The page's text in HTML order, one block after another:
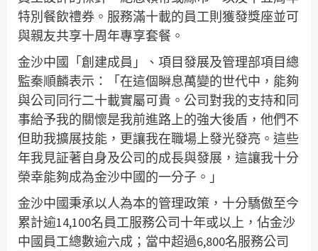
特別餐飲禮券。服務滿十載的員工則獲發獎座並可
與親友共享十周年專享套餐。
金沙中國「創建成員」、項目發展及管理部項目總
監秦順麟表示：「在這個瞬息萬變的世代中，能夠
與公司同行二十載實屬可貴。公司對我的支持和同
事給予我的關懷是我前進路上的強大後盾，他們不
但助我擴展技能，更讓我在職場上發光發亮。這些
年我見証著自身及公司的成長與發展，這讓我十分
榮幸能夠成為金沙中國的一分子。」
金沙中國秉承以人為本的管理政策，十分驕傲至今
累計逾14,100名員工服務公司十年或以上，佔金沙
中國員工總數逾六成；當中超過6,800名服務公司